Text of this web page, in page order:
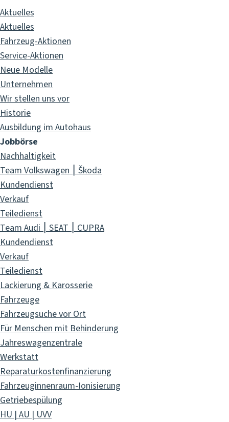
Aktuelles
Aktuelles
Fahrzeug-Aktionen
Service-Aktionen
Neue Modelle
Unternehmen
Wir stellen uns vor
Historie
Ausbildung im Autohaus
Jobbörse
Nachhaltigkeit
Team Volkswagen ⎮ Škoda
Kundendienst
Verkauf
Teiledienst
Team Audi ⎮ SEAT ⎮ CUPRA
Kundendienst
Verkauf
Teiledienst
Lackierung & Karosserie
Fahrzeuge
Fahrzeugsuche vor Ort
Für Menschen mit Behinderung
Jahreswagenzentrale
Werkstatt
Reparaturkostenfinanzierung
Fahrzeuginnenraum-Ionisierung
Getriebespülung
HU | AU | UVV